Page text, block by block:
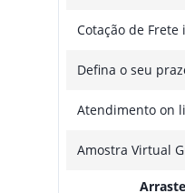
Cotação de Frete
Defina o seu
Atendimento on
Amostra Virtual